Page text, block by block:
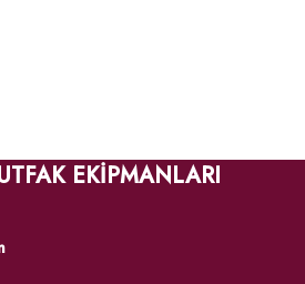
EKİPMANLARI